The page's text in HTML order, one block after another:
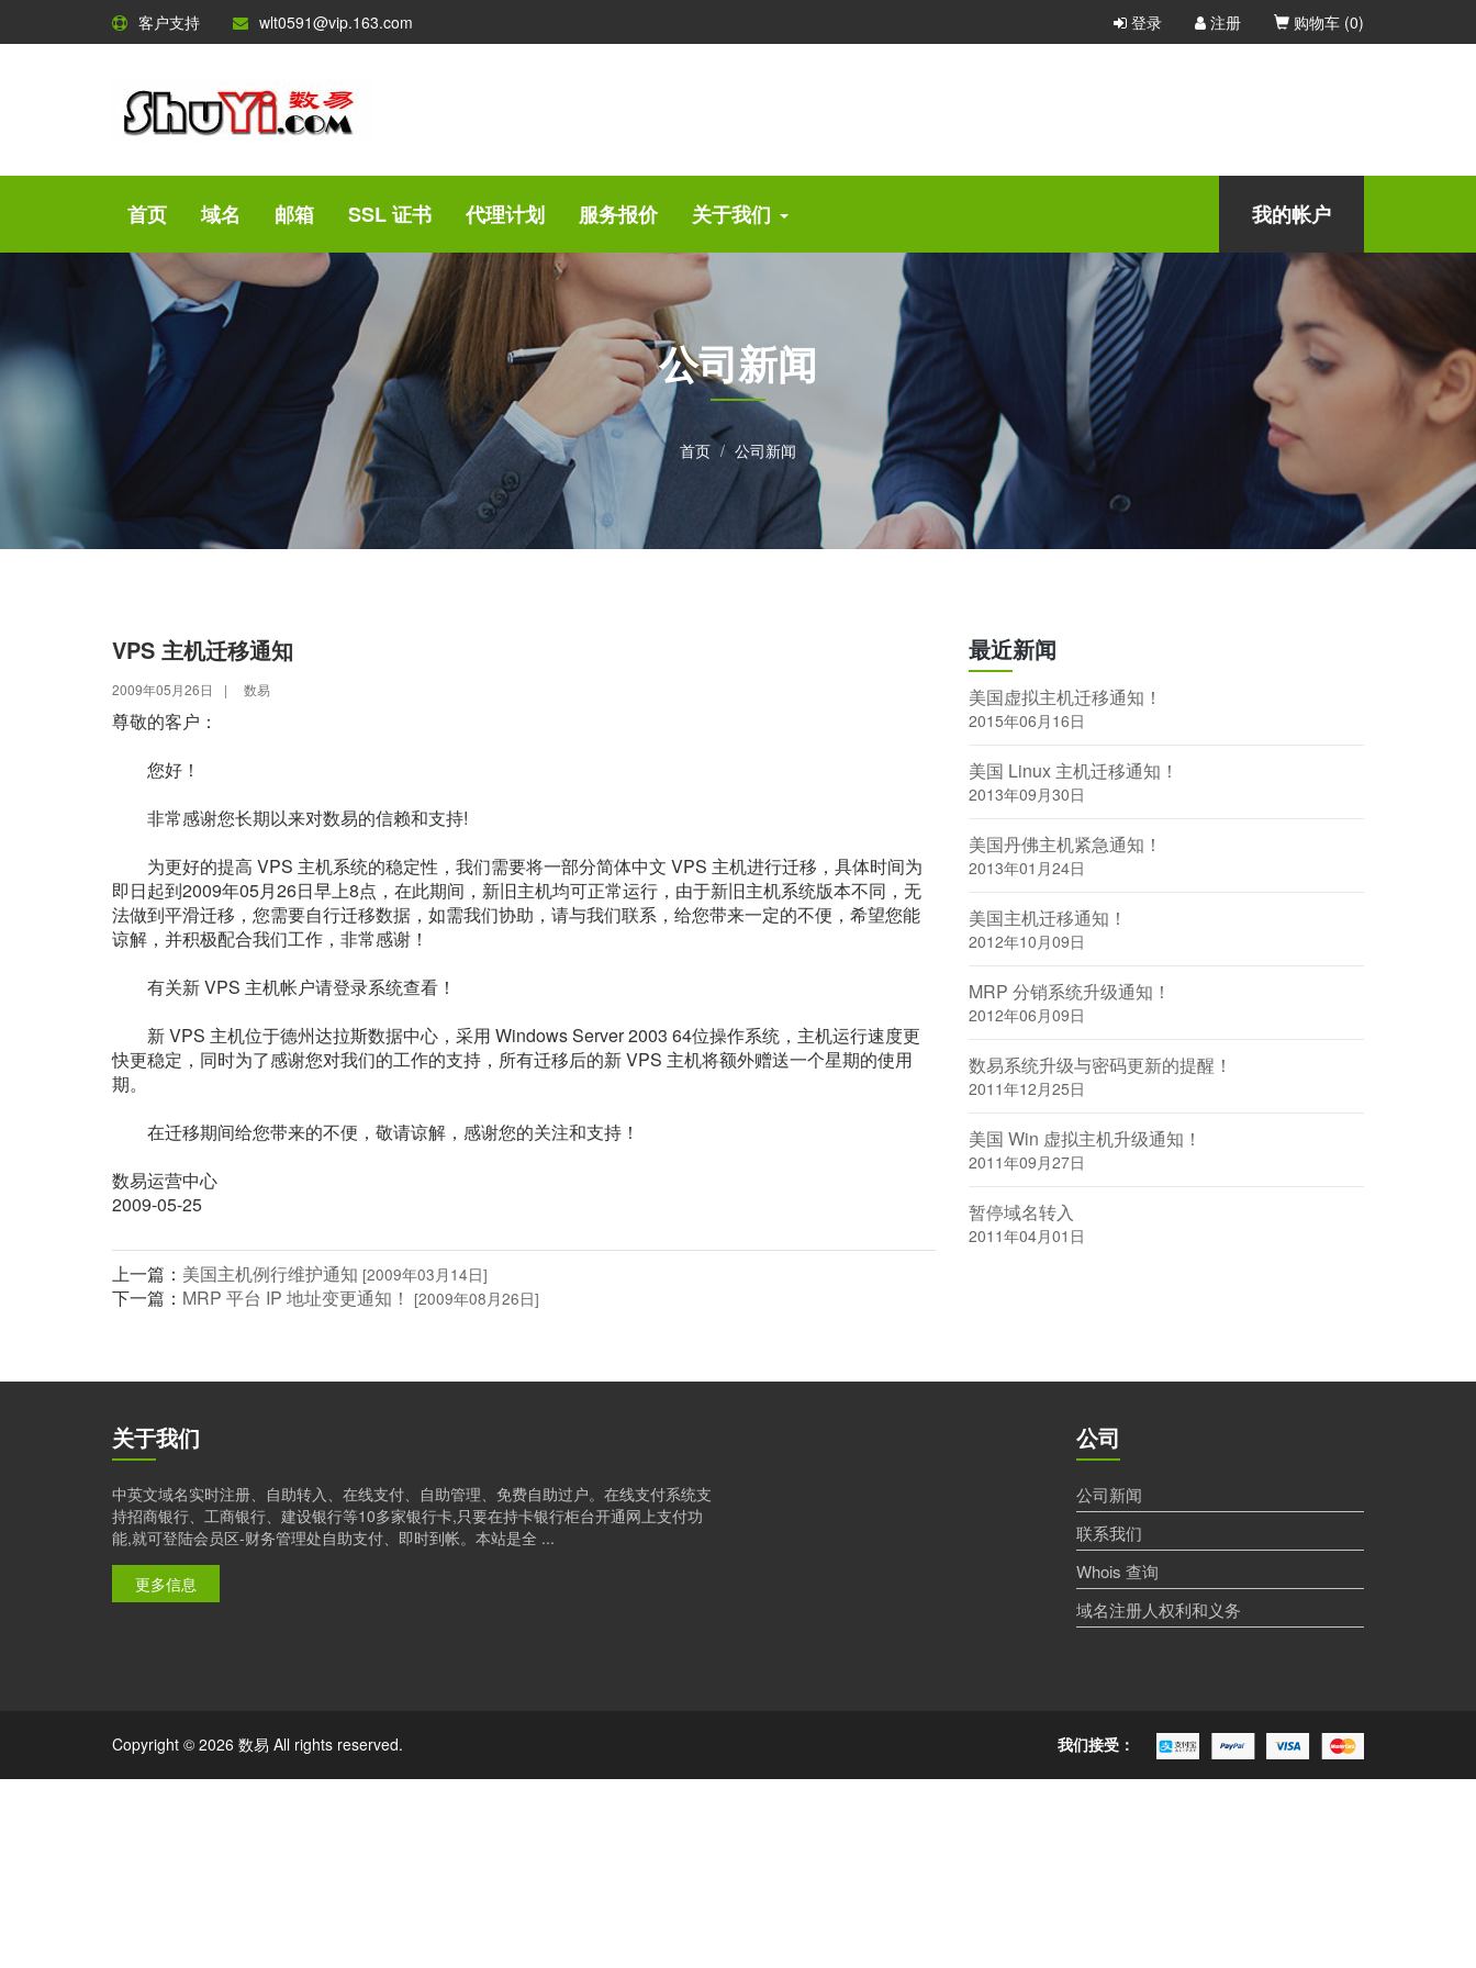
客户支持 wlt0591@vip.163.com 登录 注册 购物车 (0)
首页 域名 邮箱 SSL 证书 代理计划 服务报价 关于我们 我的帐户
公司新闻
首页 公司新闻
VPS 主机迁移通知
2009年05月26日 | 数易
尊敬的客户：
您好！
非常感谢您长期以来对数易的信赖和支持!
为更好的提高 VPS 主机系统的稳定性，我们需要将一部分简体中文 VPS 主机进行迁移，具体时间为
即日起到2009年05月26日早上8点，在此期间，新旧主机均可正常运行，由于新旧主机系统版本不同，无
法做到平滑迁移，您需要自行迁移数据，如需我们协助，请与我们联系，给您带来一定的不便，希望您能
谅解，并积极配合我们工作，非常感谢！
有关新 VPS 主机帐户请登录系统查看！
新 VPS 主机位于德州达拉斯数据中心，采用 Windows Server 2003 64位操作系统，主机运行速度更
快更稳定，同时为了感谢您对我们的工作的支持，所有迁移后的新 VPS 主机将额外赠送一个星期的使用
期。
在迁移期间给您带来的不便，敬请谅解，感谢您的关注和支持！
数易运营中心
2009-05-25
上一篇： 美国主机例行维护通知 [2009年03月14日]
下一篇： MRP 平台 IP 地址变更通知！ [2009年08月26日]
最近新闻
美国虚拟主机迁移通知！
2015年06月16日
美国 Linux 主机迁移通知！
2013年09月30日
美国丹佛主机紧急通知！
2013年01月24日
美国主机迁移通知！
2012年10月09日
MRP 分销系统升级通知！
2012年06月09日
数易系统升级与密码更新的提醒！
2011年12月25日
美国 Win 虚拟主机升级通知！
2011年09月27日
暂停域名转入
2011年04月01日
关于我们
中英文域名实时注册、自助转入、在线支付、自助管理、免费自助过户。在线支付系统支
持招商银行、工商银行、建设银行等10多家银行卡,只要在持卡银行柜台开通网上支付功
能,就可登陆会员区-财务管理处自助支付、即时到帐。本站是全 ...
更多信息
公司
公司新闻
联系我们
Whois 查询
域名注册人权利和义务
Copyright © 2026 数易 All rights reserved. 我们接受：